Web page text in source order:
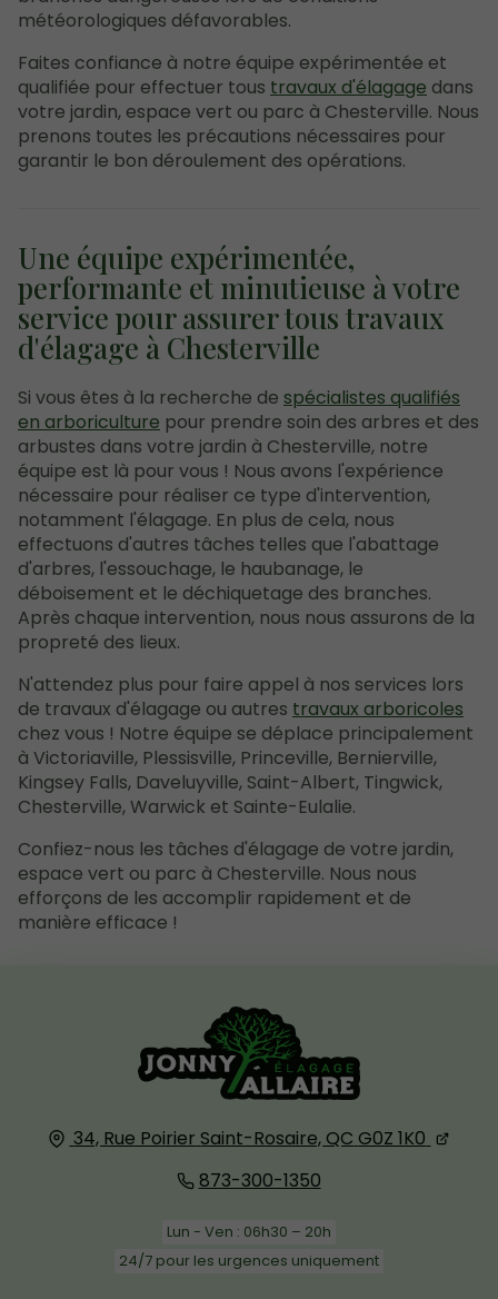
météorologiques défavorables.
Faites confiance à notre équipe expérimentée et
qualifiée pour effectuer tous travaux d'élagage dans
votre jardin, espace vert ou parc à Chesterville. Nous
prenons toutes les précautions nécessaires pour
garantir le bon déroulement des opérations.
Une équipe expérimentée,
performante et minutieuse à votre
service pour assurer tous travaux
d'élagage à Chesterville
Si vous êtes à la recherche de spécialistes qualifiés
en arboriculture pour prendre soin des arbres et des
arbustes dans votre jardin à Chesterville, notre
équipe est là pour vous ! Nous avons l'expérience
nécessaire pour réaliser ce type d'intervention,
notamment l'élagage. En plus de cela, nous
effectuons d'autres tâches telles que l'abattage
d'arbres, l'essouchage, le haubanage, le
déboisement et le déchiquetage des branches.
Après chaque intervention, nous nous assurons de la
propreté des lieux.
N'attendez plus pour faire appel à nos services lors
de travaux d'élagage ou autres travaux arboricoles
chez vous ! Notre équipe se déplace principalement
à Victoriaville, Plessisville, Princeville, Bernierville,
Kingsey Falls, Daveluyville, Saint-Albert, Tingwick,
Chesterville, Warwick et Sainte-Eulalie.
Confiez-nous les tâches d'élagage de votre jardin,
espace vert ou parc à Chesterville. Nous nous
efforçons de les accomplir rapidement et de
manière efficace !
34, Rue Poirier Saint-Rosaire, QC G0Z 1K0
873-300-1350
Lun - Ven : 06h30 – 20h
24/7 pour les urgences uniquement